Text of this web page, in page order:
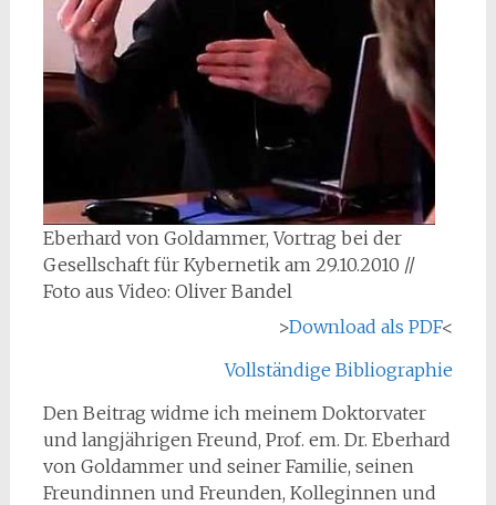
Eberhard von Goldammer, Vortrag bei der
Gesellschaft für Kybernetik am 29.10.2010 //
Foto aus Video: Oliver Bandel
>Download als PDF<
Vollständige Bibliographie
Den Beitrag widme ich meinem Doktorvater
und langjährigen Freund, Prof. em. Dr. Eberhard
von Goldammer und seiner Familie, seinen
Freundinnen und Freunden, Kolleginnen und